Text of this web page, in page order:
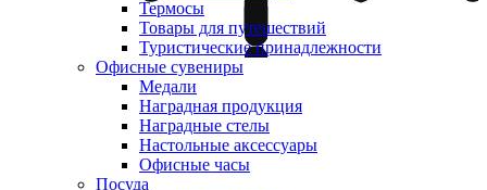
Термосы
Товары для путешествий
Туристические принадлежности
Офисные сувениры
Медали
Наградная продукция
Наградные стелы
Настольные аксессуары
Офисные часы
Посуда